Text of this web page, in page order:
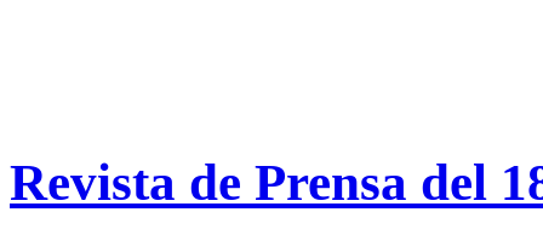
Revista de Prensa del